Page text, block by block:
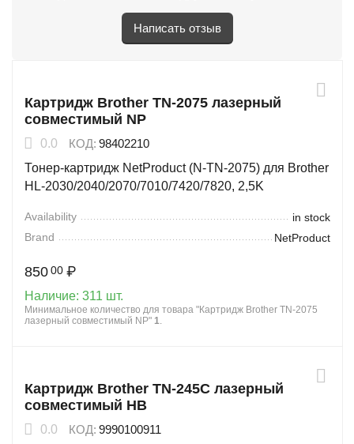
Написать отзыв
Картридж Brother TN-2075 лазерный
совместимый NP
0.0 КОД: 98402210
Тонер-картридж NetProduct (N-TN-2075) для Brother
HL-2030/2040/2070/7010/7420/7820, 2,5K
Availability
in stock
Brand
NetProduct
850 00 ₽
Наличие: 311 шт.
Минимальное количество для товара "Картридж Brother TN-2075
лазерный совместимый NP" 1.
Картридж Brother TN-245C лазерный
совместимый HB
0.0 КОД: 9990100911